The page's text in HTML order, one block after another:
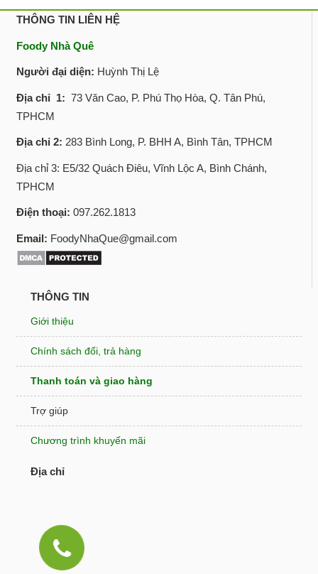
THÔNG TIN LIÊN HỆ
Foody Nhà Quê
Người đại diện: Huỳnh Thị Lệ
Địa chỉ 1: 73 Văn Cao, P. Phú Thọ Hòa, Q. Tân Phú,
TPHCM
Địa chỉ 2: 283 Bình Long, P. BHH A, Bình Tân, TPHCM
Địa chỉ 3: E5/32 Quách Điêu, Vĩnh Lộc A, Bình Chánh,
TPHCM
Điện thoại: 097.262.1813
Email: FoodyNhaQue@gmail.com
THÔNG TIN
Giới thiệu
Chính sách đổi, trả hàng
Thanh toán và giao hàng
Trợ giúp
Chương trình khuyến mãi
Địa chỉ